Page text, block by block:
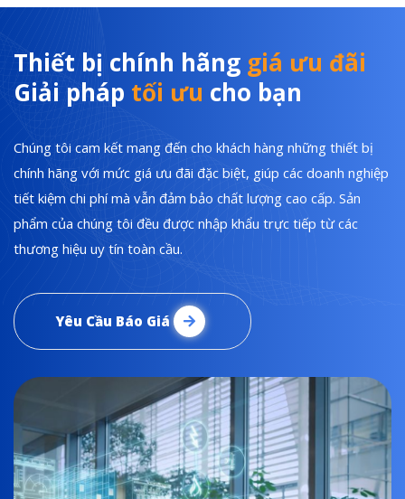
Thiết bị chính hãng giá ưu đãi
Giải pháp tối ưu cho bạn
Chúng tôi cam kết mang đến cho khách hàng những thiết bị
chính hãng với mức giá ưu đãi đặc biệt, giúp các doanh nghiệp
tiết kiệm chi phí mà vẫn đảm bảo chất lượng cao cấp. Sản
phẩm của chúng tôi đều được nhập khẩu trực tiếp từ các
thương hiệu uy tín toàn cầu.
Yêu Cầu Báo Giá